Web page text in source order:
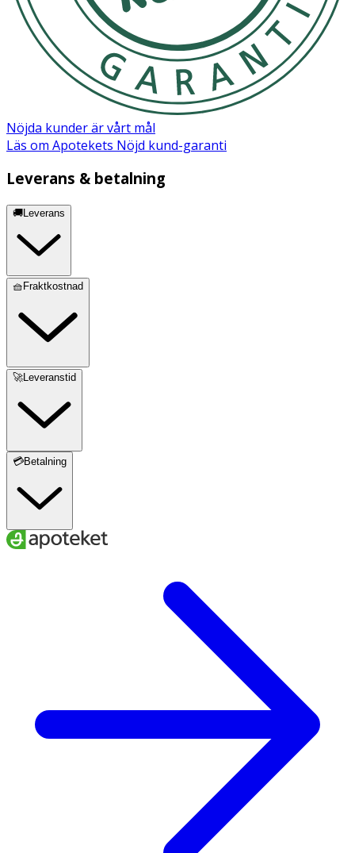
Nöjda kunder är vårt mål
Läs om Apotekets Nöjd kund-garanti
Leverans & betalning
🚚Leverans
🧺Fraktkostnad
🚀Leveranstid
💳Betalning